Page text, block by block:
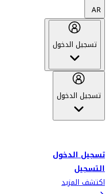
AR
تسجيل الدخول
تسجيل الدخول
تسجيل الدخول
التسجيل
اكتشف المزيد